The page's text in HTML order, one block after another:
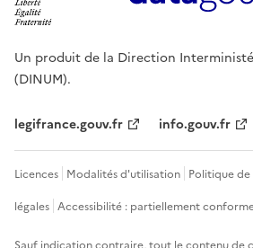
Un produit de la Direction
(DINUM).
legifrance.gouv.fr info.gouv.fr
Licences Modalités d'utilisation Politique
légales Accessibilité : partiellement